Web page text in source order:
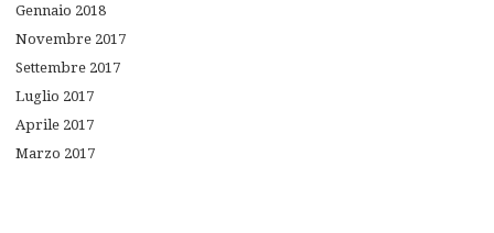
Gennaio 2018
Novembre 2017
Settembre 2017
Luglio 2017
Aprile 2017
Marzo 2017